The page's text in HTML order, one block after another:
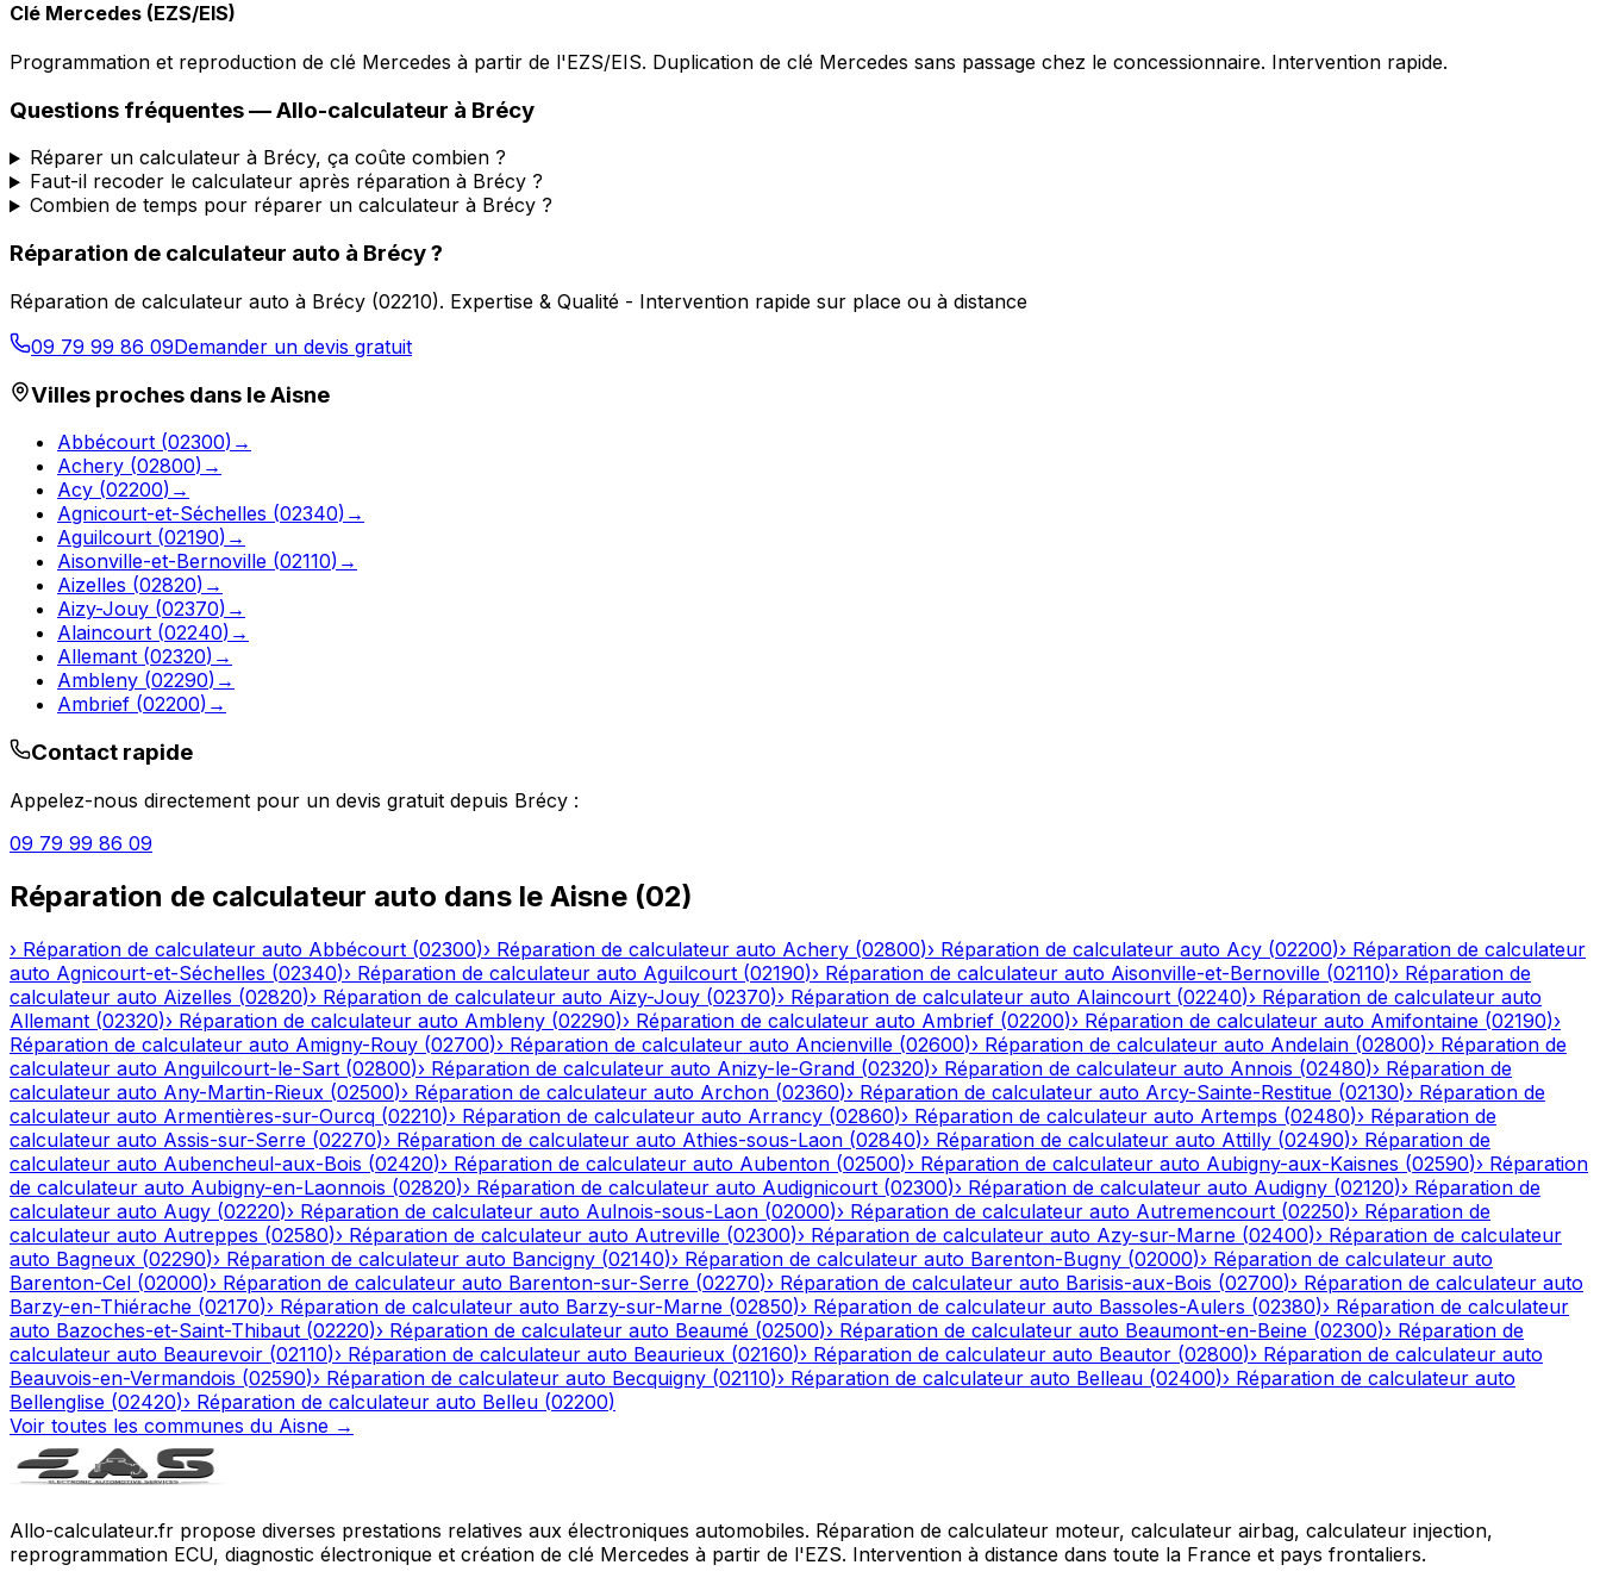
Clé Mercedes (EZS/EIS)
Programmation et reproduction de clé Mercedes à partir de l'EZS/EIS. Duplication de clé Mercedes sans passage chez le concessionnaire. Intervention rapide.
Questions fréquentes —Allo-calculateur à Brécy
Réparer un calculateur à Brécy, ça coûte combien ?
Faut-il recoder le calculateur après réparation à Brécy ?
Combien de temps pour réparer un calculateur à Brécy ?
Réparation de calculateur auto à Brécy?
Réparation de calculateur auto à Brécy (02210). Expertise & Qualité - Intervention rapide sur place ou à distance
09 79 99 86 09Demander un devis gratuit
Villes proches dans leAisne
Abbécourt (02300) →
Achery (02800) →
Acy (02200) →
Agnicourt-et-Séchelles (02340) →
Aguilcourt (02190) →
Aisonville-et-Bernoville (02110) →
Aizelles (02820) →
Aizy-Jouy (02370) →
Alaincourt (02240) →
Allemant (02320) →
Ambleny (02290) →
Ambrief (02200) →
Contact rapide
Appelez-nous directement pour un devis gratuit depuis Brécy :
09 79 99 86 09
Réparation de calculateur auto dans le Aisne (02)
› Réparation de calculateur auto Abbécourt (02300)› Réparation de calculateur auto Achery (02800)› Réparation de calculateur auto Acy (02200)› Réparation de calculateur
auto Agnicourt-et-Séchelles (02340)› Réparation de calculateur auto Aguilcourt (02190)› Réparation de calculateur auto Aisonville-et-Bernoville (02110)› Réparation de
calculateur auto Aizelles (02820)› Réparation de calculateur auto Aizy-Jouy (02370)› Réparation de calculateur auto Alaincourt (02240)› Réparation de calculateur auto
Allemant (02320)› Réparation de calculateur auto Ambleny (02290)› Réparation de calculateur auto Ambrief (02200)› Réparation de calculateur auto Amifontaine (02190)›
Réparation de calculateur auto Amigny-Rouy (02700)› Réparation de calculateur auto Ancienville (02600)› Réparation de calculateur auto Andelain (02800)› Réparation de
calculateur auto Anguilcourt-le-Sart (02800)› Réparation de calculateur auto Anizy-le-Grand (02320)› Réparation de calculateur auto Annois (02480)› Réparation de
calculateur auto Any-Martin-Rieux (02500)› Réparation de calculateur auto Archon (02360)› Réparation de calculateur auto Arcy-Sainte-Restitue (02130)› Réparation de
calculateur auto Armentières-sur-Ourcq (02210)› Réparation de calculateur auto Arrancy (02860)› Réparation de calculateur auto Artemps (02480)› Réparation de
calculateur auto Assis-sur-Serre (02270)› Réparation de calculateur auto Athies-sous-Laon (02840)› Réparation de calculateur auto Attilly (02490)› Réparation de
calculateur auto Aubencheul-aux-Bois (02420)› Réparation de calculateur auto Aubenton (02500)› Réparation de calculateur auto Aubigny-aux-Kaisnes (02590)› Réparation
de calculateur auto Aubigny-en-Laonnois (02820)› Réparation de calculateur auto Audignicourt (02300)› Réparation de calculateur auto Audigny (02120)› Réparation de
calculateur auto Augy (02220)› Réparation de calculateur auto Aulnois-sous-Laon (02000)› Réparation de calculateur auto Autremencourt (02250)› Réparation de
calculateur auto Autreppes (02580)› Réparation de calculateur auto Autreville (02300)› Réparation de calculateur auto Azy-sur-Marne (02400)› Réparation de calculateur
auto Bagneux (02290)› Réparation de calculateur auto Bancigny (02140)› Réparation de calculateur auto Barenton-Bugny (02000)› Réparation de calculateur auto
Barenton-Cel (02000)› Réparation de calculateur auto Barenton-sur-Serre (02270)› Réparation de calculateur auto Barisis-aux-Bois (02700)› Réparation de calculateur auto
Barzy-en-Thiérache (02170)› Réparation de calculateur auto Barzy-sur-Marne (02850)› Réparation de calculateur auto Bassoles-Aulers (02380)› Réparation de calculateur
auto Bazoches-et-Saint-Thibaut (02220)› Réparation de calculateur auto Beaumé (02500)› Réparation de calculateur auto Beaumont-en-Beine (02300)› Réparation de
calculateur auto Beaurevoir (02110)› Réparation de calculateur auto Beaurieux (02160)› Réparation de calculateur auto Beautor (02800)› Réparation de calculateur auto
Beauvois-en-Vermandois (02590)› Réparation de calculateur auto Becquigny (02110)› Réparation de calculateur auto Belleau (02400)› Réparation de calculateur auto
Bellenglise (02420)› Réparation de calculateur auto Belleu (02200)
Voir toutes les communes du Aisne →
Allo-calculateur.fr propose diverses prestations relatives aux électroniques automobiles. Réparation de calculateur moteur, calculateur airbag, calculateur injection,
reprogrammation ECU, diagnostic électronique et création de clé Mercedes à partir de l'EZS. Intervention à distance dans toute la France et pays frontaliers.